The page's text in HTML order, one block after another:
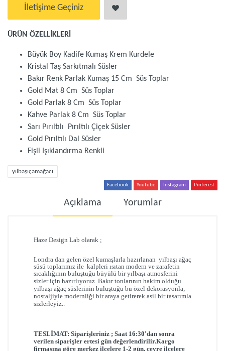
İletişime Geçiniz
ÜRÜN ÖZELLİKLERİ
Büyük Boy Kadife Kumaş Krem Kurdele
Kristal Taş Sarkıtmalı Süsler
Bakır Renk Parlak Kumaş 15 Cm Süs Toplar
Gold Mat 8 Cm Süs Toplar
Gold Parlak 8 Cm Süs Toplar
Kahve Parlak 8 Cm Süs Toplar
Sarı Pırıltılı Pırıltılı Çiçek Süsler
Gold Pırıltılı Dal Süsler
Fişli Işıklandırma Renkli
yılbaşıçamağacı
Facebook Youtube Instagram Pinterest
Açıklama Yorumlar
Haze Design Lab olarak ;
Londra dan gelen özel kumaşlarla hazırlanan yılbaşı ağaç
süsü toplarımız ile kalpleri ısıtan modern ve zarafetin
sıcaklığının buluştuğu büyülü bir yılbaşı atmosferini
sizler için hazırlıyoruz. Bakırtonlarının hakim olduğu
yılbaşı ağaç süslerinin buluştuğu bu özel dekorasyonla;
nostaljiyle modernliği bir araya getirerek asil bir tasarımla
sizlerleyiz..
TESLİMAT: Siparişleriniz ; Saat 16:30'dan sonra
verilen siparişler ertesi gün değerlendirilir.Kargo
firmasına göre merkez ilçelere 1-2 gün, çevre ilçelere